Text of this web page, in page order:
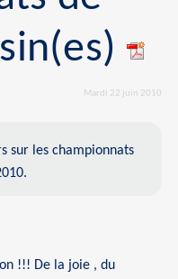
Mardi 22 juin 2010
sur les championnats
!!! De la joie , du